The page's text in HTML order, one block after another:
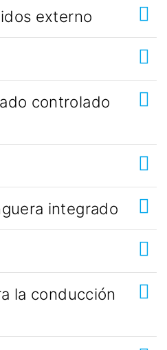
externo
controlado
integrado
la conducción